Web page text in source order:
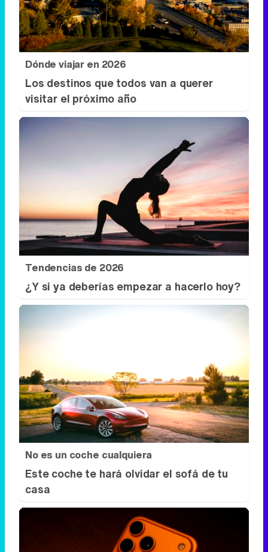
Dónde viajar en 2026
Los destinos que todos van a querer
visitar el próximo año
Tendencias de 2026
¿Y si ya deberías empezar a hacerlo hoy?
No es un coche cualquiera
Este coche te hará olvidar el sofá de tu
casa